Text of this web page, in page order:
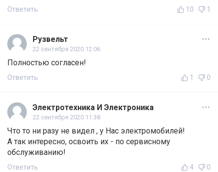
Ответить 10 1
Рузвельт
22 сентября 2020 12:06
Полностью согласен!
Ответить 1 0
Электротехника И Электроника
22 сентября 2020 11:38
Что то ни разу не видел , у Нас электромобилей!
А так интересно, освоить их - по сервисному
обслуживанию!
Ответить 4 0